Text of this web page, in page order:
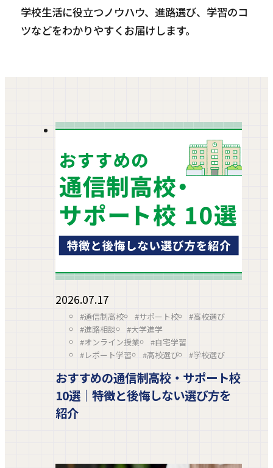
学校生活に役立つノウハウ、進路選び、学習のコ
ツなどをわかりやすくお届けします。
2026.07.17
#通信制高校 #サポート校
#高校選び
#進路相談
#大学進学
#オンライン授業
#自宅学習
#レポート学習
#高校選び #学校選び
おすすめの通信制高校・サポート校
10選｜特徴と後悔しない選び方を
紹介